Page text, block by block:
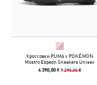
Кроссовки PUMA x POKÉMON
Mostro Espeon Sneakers Unisex
4 390,00 ₴7 290,00 ₴